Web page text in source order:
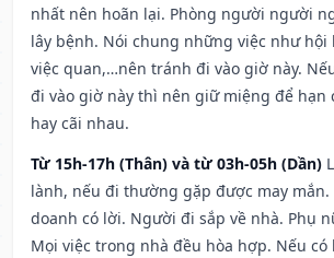
nhất nên hoãn lại. Phòng người người
lây bệnh. Nói chung những việc như hội
việc quan,…nên tránh đi vào giờ này.
đi vào giờ này thì nên giữ miệng để hạn
hay cãi nhau.
Từ 15h-17h (Thân) và từ 03h-05h (Dần)
lành, nếu đi thường gặp được may mắn.
doanh có lời. Người đi sắp về nhà. Phụ
Mọi việc trong nhà đều hòa hợp. Nếu có